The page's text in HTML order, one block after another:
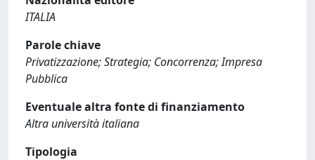
ITALIA
Parole chiave
Privatizzazione; Strategia; Concorrenza; Impresa
Pubblica
Eventuale altra fonte di finanziamento
Altra università italiana
Tipologia